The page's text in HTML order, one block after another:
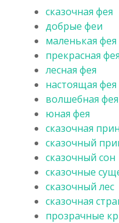
сказочная фея
добрые феи
маленькая фея
прекрасная фея
лесная фея
настоящая фея
волшебная фея
юная фея
сказочная
сказочный
сказочный сон
сказочные
сказочный лес
сказочная
прозрачные